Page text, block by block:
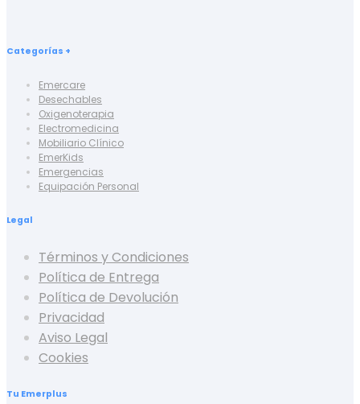
Categorías +
Emercare
Desechables
Oxigenoterapia
Electromedicina
Mobiliario Clínico
EmerKids
Emergencias
Equipación Personal
Legal
Términos y Condiciones
Política de Entrega
Política de Devolución
Privacidad
Aviso Legal
Cookies
Tu Emerplus